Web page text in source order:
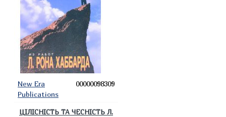
New Era
Publications
00000098309
ЦІЛІСНІСТЬ ТА ЧЕСНІСТЬ Л.